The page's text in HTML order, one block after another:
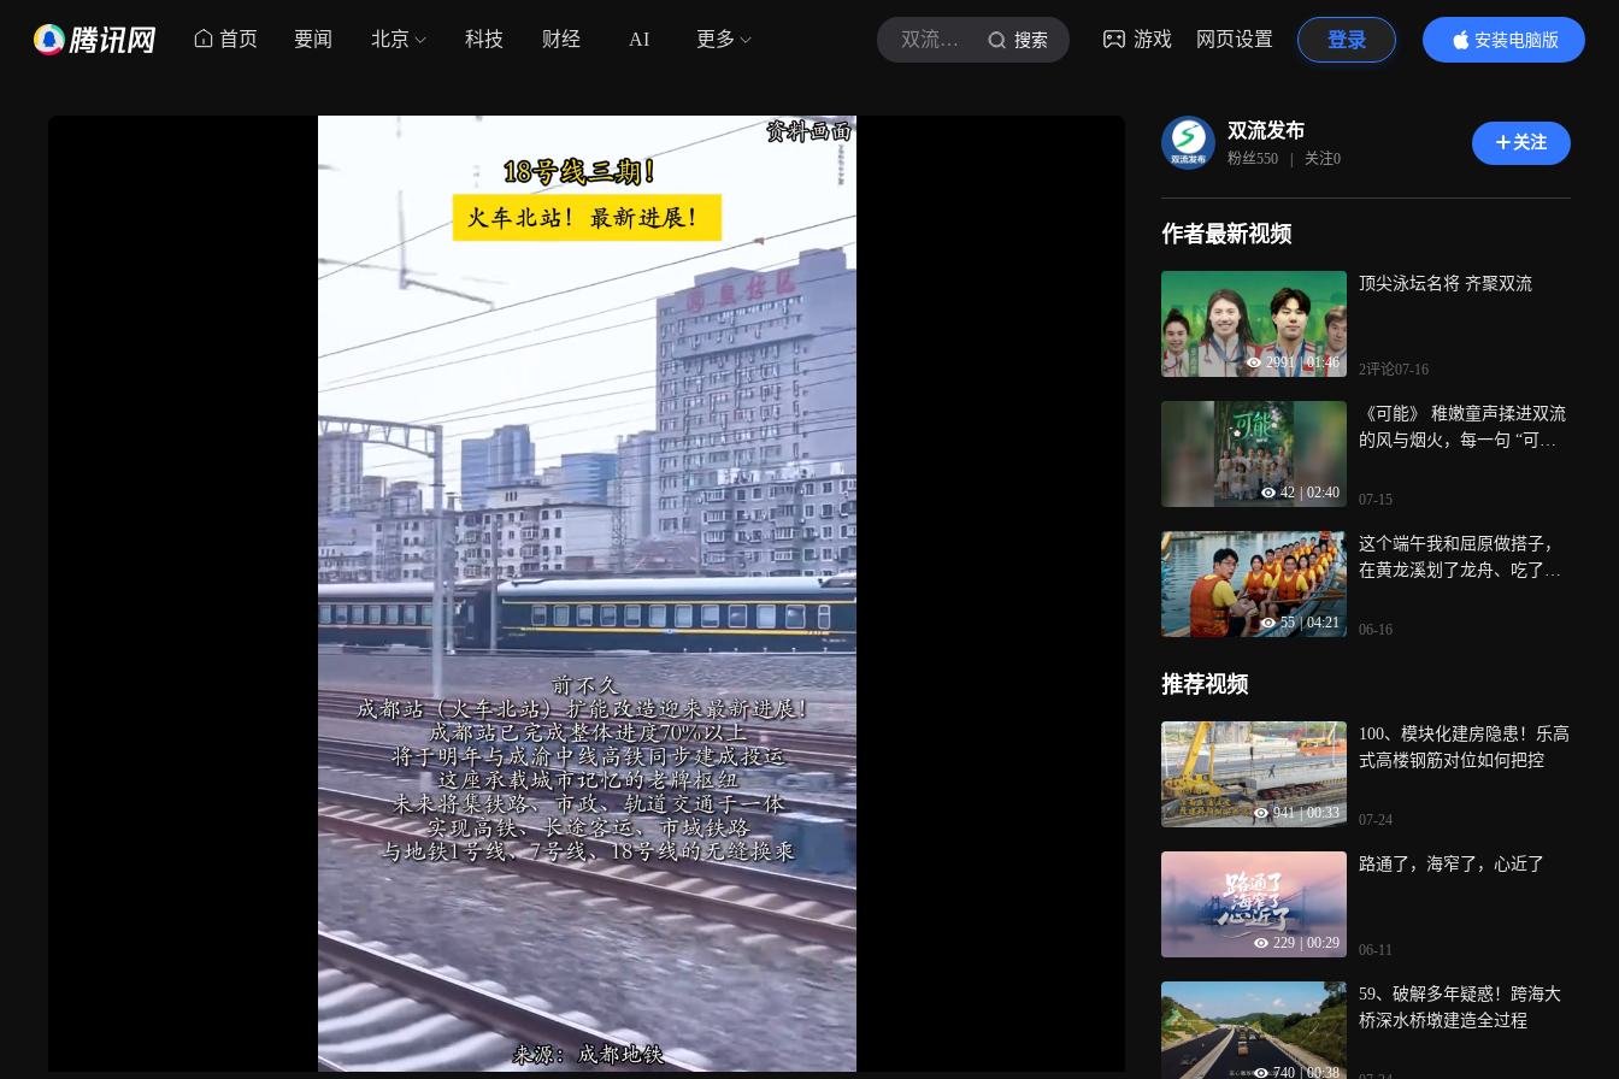
首页 要闻 北京 科技 财经 AI 更多 双流发布 搜索 游戏 网页设置 登录
安装电脑版
内容更精彩
双流发布
粉丝550 | 关注0
关注
作者最新视频
2991 | 01:46
顶尖泳坛名将 齐聚双流
2评论07-16
42 | 02:40
《可能》 稚嫩童声揉进双流
的风与烟火，每一句 “可
情书
07-15
55 | 04:21
这个端午我和屈原做搭子，
在黄龙溪划了龙舟、吃了粽
饭......
06-16
推荐视频
941 | 00:33
100、模块化建房隐患！乐高
式高楼钢筋对位如何把控
07-24
229 00:29
路通了，海窄了，心近了
06-11
740 | 00:38
59、破解多年疑惑！跨海大
桥深水桥墩建造全过程